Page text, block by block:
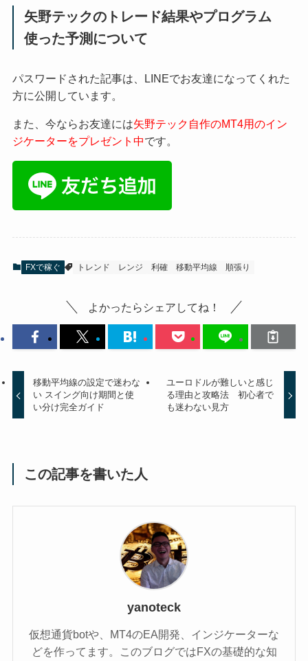
矢野テックのトレード結果やプログラム
使った予測について
パスワードされた記事は、LINEでお友達になってくれた
方に公開しています。
また、今ならお友達には矢野テック自作のMT4用のイン
ジケーターをプレゼント中です。
FXで稼ぐ トレンド レンジ 利確 移動平均線 順張り
よかったらシェアしてね！
移動平均線の設定で迷わな
い スイング向け期間と使
い分け完全ガイド
ユーロドルが難しいと感じ
る理由と攻略法 初心者で
も迷わない見方
この記事を書いた人
yanoteck
仮想通貨botや、MT4のEA開発、インジケーターな
どを作ってます。このブログではFXの基礎的な知